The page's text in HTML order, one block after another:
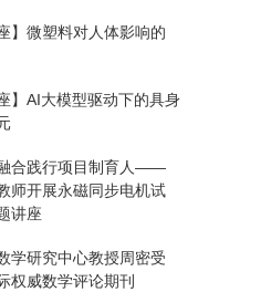
】微塑料对人体影响的
】AI大模型驱动下的具身
合践行项目制育人——
师开展永磁同步电机试
讲座
学研究中心教授周密受
权威数学评论期刊